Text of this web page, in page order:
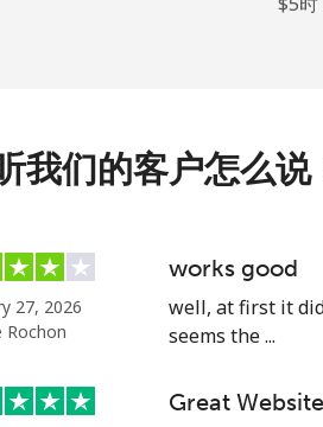
⁦34.9¢⁩ 14 分
我们的客户怎么说
27, 2026
Rochon
works good
well, at first it
seems the ...
Great